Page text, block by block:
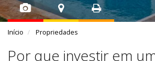
Início Propriedades
Por que investir em